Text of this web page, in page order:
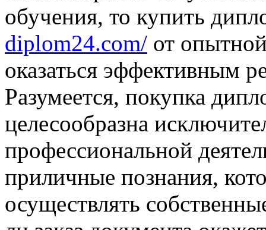
обучения, то купить
diplom24.com/ от
оказаться эффективным
Разумеется, покупка
целесообразна
профессиональной
приличные познания,
осуществлять